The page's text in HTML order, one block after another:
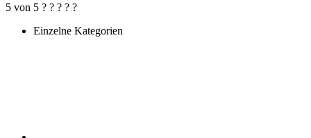
5 von 5 ? ? ? ? ?
Einzelne Kategorien